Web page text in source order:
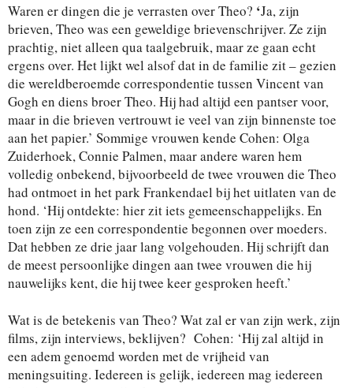
Waren er dingen die je verrasten over Theo? ‘Ja, zijn
brieven, Theo was een geweldige brievenschrijver. Ze zijn
prachtig, niet alleen qua taalgebruik, maar ze gaan echt
ergens over. Het lijkt wel alsof dat in de familie zit – gezien
die wereldberoemde correspondentie tussen Vincent van
Gogh en diens broer Theo. Hij had altijd een pantser voor,
maar in die brieven vertrouwt ie veel van zijn binnenste toe
aan het papier.’ Sommige vrouwen kende Cohen: Olga
Zuiderhoek, Connie Palmen, maar andere waren hem
volledig onbekend, bijvoorbeeld de twee vrouwen die Theo
had ontmoet in het park Frankendael bij het uitlaten van de
hond. ‘Hij ontdekte: hier zit iets gemeenschappelijks. En
toen zijn ze een correspondentie begonnen over moeders.
Dat hebben ze drie jaar lang volgehouden. Hij schrijft dan
de meest persoonlijke dingen aan twee vrouwen die hij
nauwelijks kent, die hij twee keer gesproken heeft.’
Wat is de betekenis van Theo? Wat zal er van zijn werk, zijn
films, zijn interviews, beklijven? Cohen: ‘Hij zal altijd in
een adem genoemd worden met de vrijheid van
meningsuiting. Iedereen is gelijk, iedereen mag iedereen